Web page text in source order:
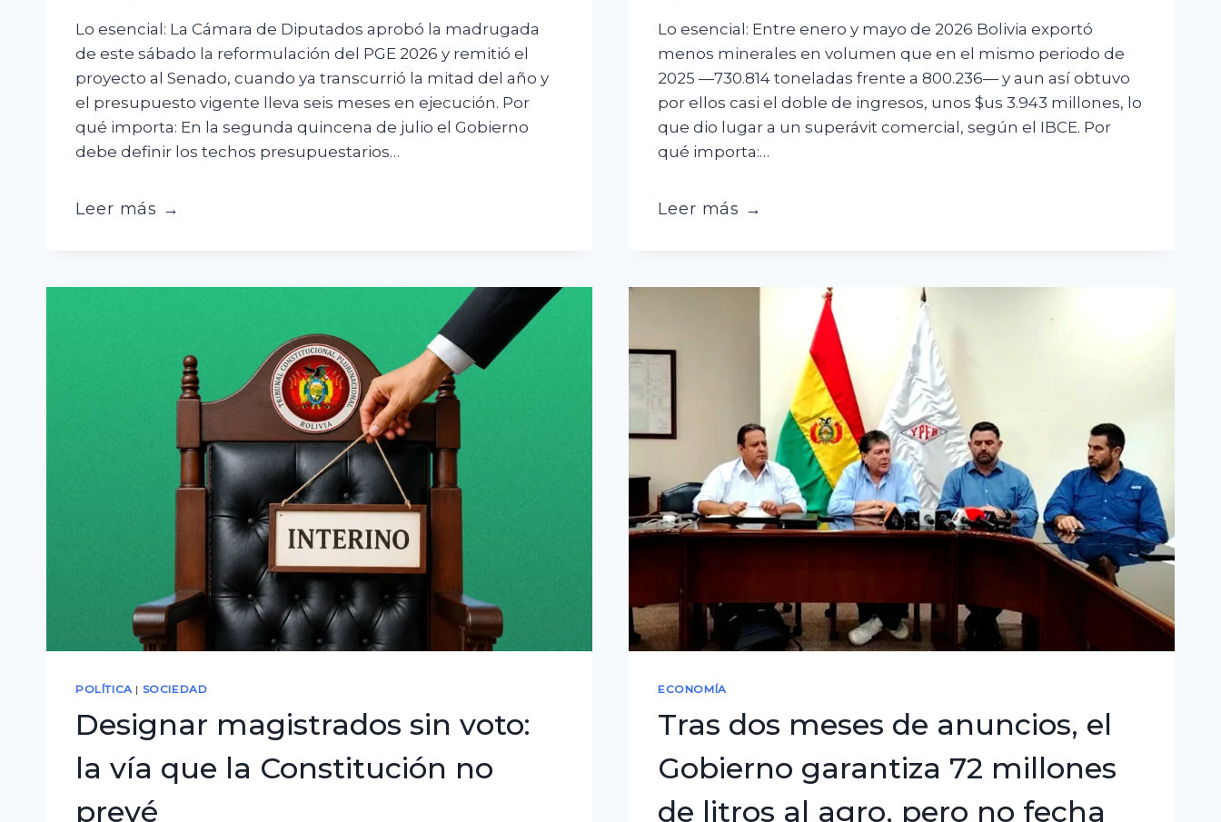
Lo esencial: La Cámara de Diputados aprobó la madrugada
de este sábado la reformulación del PGE 2026 y remitió el
proyecto al Senado, cuando ya transcurrió la mitad del año y
el presupuesto vigente lleva seis meses en ejecución. Por
qué importa: En la segunda quincena de julio el Gobierno
debe definir los techos presupuestarios…
Leer más →
PGE
al
presupuesto
Lo esencial: Entre enero y mayo de 2026 Bolivia exportó
menos minerales en volumen que en el mismo periodo de
2025 —730.814 toneladas frente a 800.236— y aun así obtuvo
por ellos casi el doble de ingresos, unos $us 3.943 millones, lo
que dio lugar a un superávit comercial, según el IBCE. Por
qué importa:…
Leer más →
El
dependió
del
no
de
mayor
producción
POLÍTICA | SOCIEDAD
Designar magistrados sin voto:
la vía que la Constitución no
prevé
ECONOMÍA
Tras dos meses de anuncios, el
Gobierno garantiza 72 millones
de litros al agro, pero no fecha